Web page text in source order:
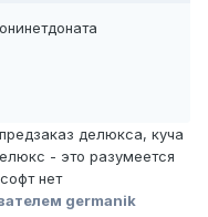
делюкса, куча
- это разумеется
нет
germanik